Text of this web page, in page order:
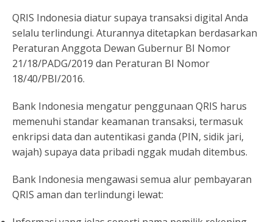
QRIS Indonesia diatur supaya transaksi digital Anda
selalu terlindungi. Aturannya ditetapkan berdasarkan
Peraturan Anggota Dewan Gubernur BI Nomor
21/18/PADG/2019 dan Peraturan BI Nomor
18/40/PBI/2016.
Bank Indonesia mengatur penggunaan QRIS harus
memenuhi standar keamanan transaksi, termasuk
enkripsi data dan autentikasi ganda (PIN, sidik jari,
wajah) supaya data pribadi nggak mudah ditembus.
Bank Indonesia mengawasi semua alur pembayaran
QRIS aman dan terlindungi lewat: